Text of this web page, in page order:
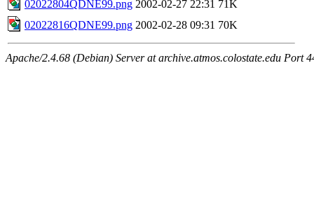
02022804QDNE99.png 2002-02-27 22:31 71K
02022816QDNE99.png 2002-02-28 09:31 70K
Apache/2.4.68 (Debian) Server at archive.atmos.colostate.edu Port